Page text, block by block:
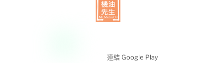
連結 Google Play